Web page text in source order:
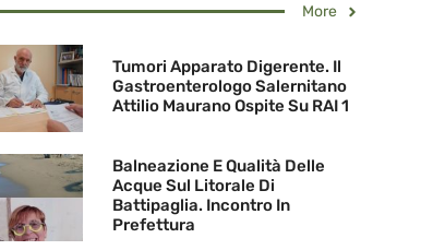
More
Tumori Apparato Digerente. Il
Gastroenterologo Salernitano
Attilio Maurano Ospite Su RAI 1
Balneazione E Qualità Delle
Acque Sul Litorale Di
Battipaglia. Incontro In
Prefettura